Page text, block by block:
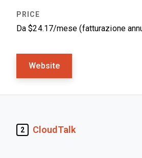
Da $24.17/mese (fatturazione
Website
2 CloudTalk